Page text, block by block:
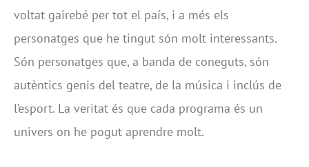
voltat gairebé per tot el país, i a més els
personatges que he tingut són molt interessants.
Són personatges que, a banda de coneguts, són
autèntics genis del teatre, de la música i inclús de
l’esport. La veritat és que cada programa és un
univers on he pogut aprendre molt.